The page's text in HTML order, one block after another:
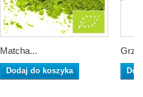
Matcha...
Dodaj do koszyka